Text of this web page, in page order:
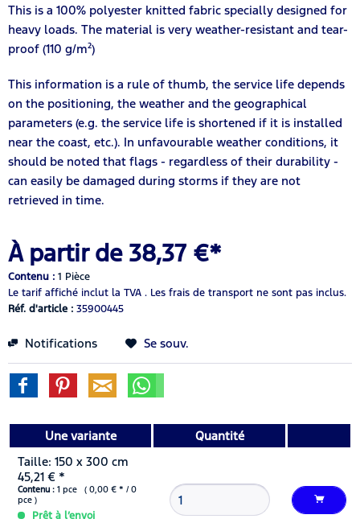
This is a 100% polyester knitted fabric specially designed for
heavy loads. The material is very weather-resistant and tear-
proof (110 g/m²)
This information is a rule of thumb, the service life depends
on the positioning, the weather and the geographical
parameters (e.g. the service life is shortened if it is installed
near the coast, etc.). In unfavourable weather conditions, it
should be noted that flags - regardless of their durability -
can easily be damaged during storms if they are not
retrieved in time.
À partir de 38,37 €*
Contenu : 1 Pièce
Le tarif affiché inclut la TVA . Les frais de transport ne sont pas inclus.
Réf. d'article : 35900445
Notifications Se souv.
Une variante
Quantité
Taille: 150 x 300 cm
45,21 € *
Contenu : 1 pce ( 0,00 € * / 0
pce )
Prêt à l’envoi